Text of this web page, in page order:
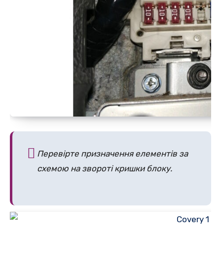
Перевірте призначення елементів за
схемою на звороті кришки блоку.